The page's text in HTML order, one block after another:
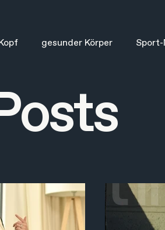
gesunder Körper